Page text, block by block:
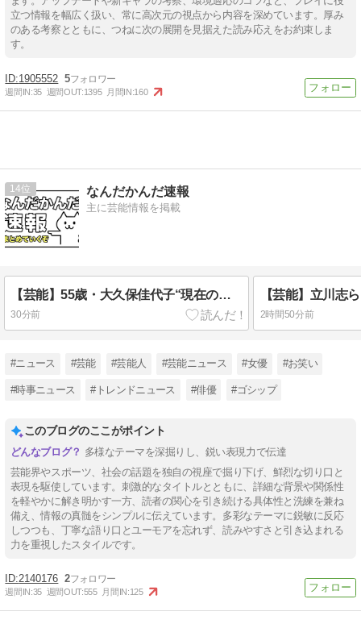
立つ情報を幅広く扱い、常に高次元の視点から内容を深めています。厚み
のある考察とともに、つねに次の展開を見据えた読み応えをお約束しま
す。
1905552 5
週間IN:35 週間OUT:1395 月間IN:160
14 なんだかんだ速報
主に芸能情報を掲載
【芸能】55歳・大久保佳代子“現在の性欲”について衝撃告白 「休みの日とかそうだね、だいたい…」
30分前 2時間50分前
#ニュース #芸能 #芸能人 #芸能ニュース #女優 #お笑い
#時事ニュース #トレンドニュース #俳優 #ゴシップ
このブログのここがポイント
多様なテーマを深掘りし、鋭い表現力で伝達
芸能界やスポーツ、社会の話題を独自の視座で掘り下げ、鮮烈な切り口と
表現を駆使しています。刺激的なタイトルとともに、詳細な背景や関係性
を軽やかに解き明かす一方、読者の関心を引き続ける具体性と洗練を兼ね
備え、情報の真髄をシンプルに伝えています。多彩なテーマに鋭敏に反応
しつつも、丁寧な語り口とユーモアを忘れず、読みやすさと引き込まれる
力を重視したスタイルです。
2140176 2
週間IN:35 週間OUT:555 月間IN:125